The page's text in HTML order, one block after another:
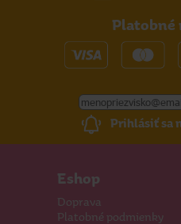
Platobné
Prihlásiť sa
Eshop
Doprava
Platobné podmienky